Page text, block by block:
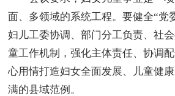
面、多领域的系统工程。要健全“党
妇儿工委协调、部门分工负责、社
童工作机制，强化主体责任、协调
心用情打造妇女全面发展、儿童健
满的县域范例。